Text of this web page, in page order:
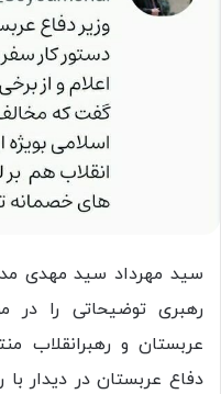
سید مهرداد سید مهدی
رهبری توضیحاتی را در
عربستان و رهبرانقلاب
دفاع عربستان در دیدار